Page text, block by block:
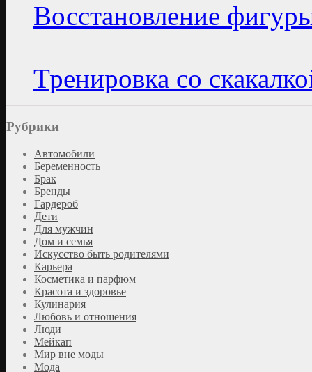
Восстановление
Тренировка со
Рубрики
Автомобили
Беременность
Брак
Бренды
Гардероб
Дети
Для мужчин
Дом и семья
Искусство быть родителями
Карьера
Косметика и парфюм
Красота и здоровье
Кулинария
Любовь и отношения
Люди
Мейкап
Мир вне моды
Мода